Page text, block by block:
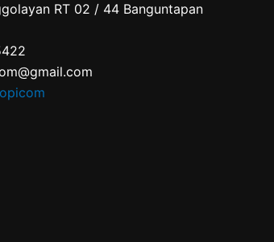
RT 02 / 44 Banguntapan